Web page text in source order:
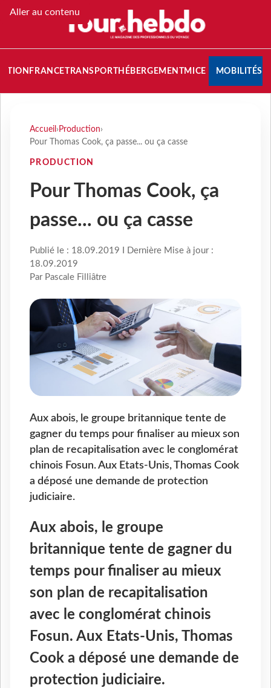
Aller au contenu
FRANCETRANSPORT HÉBERGEMENTMICE MOBILITÉS
Accueil › Production›
Pour Thomas Cook, ça passe... ou ça casse
PRODUCTION
Pour Thomas Cook, ça
passe... ou ça casse
Publié le : 18.09.2019 I Dernière Mise à jour :
18.09.2019
Par Pascale Filliâtre
Aux abois, le groupe britannique tente de
gagner du temps pour finaliser au mieux son
plan de recapitalisation avec le conglomérat
chinois Fosun. Aux Etats-Unis, Thomas Cook
a déposé une demande de protection
judiciaire.
Aux abois, le groupe
britannique tente de gagner du
temps pour finaliser au mieux
son plan de recapitalisation
avec le conglomérat chinois
Fosun. Aux Etats-Unis, Thomas
Cook a déposé une demande de
protection judiciaire.